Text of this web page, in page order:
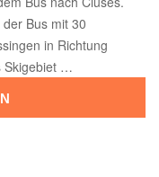
Bus mit 30
in Richtung
Skigebiet …